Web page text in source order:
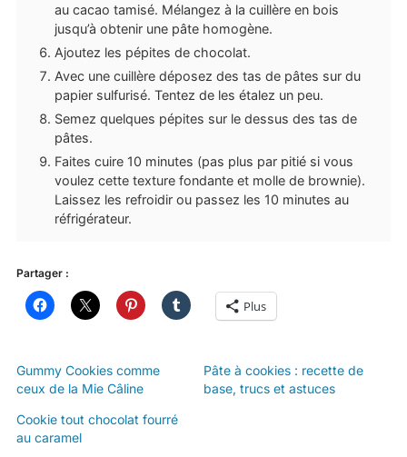
au cacao tamisé. Mélangez à la cuillère en bois
jusqu’à obtenir une pâte homogène.
Ajoutez les pépites de chocolat.
Avec une cuillère déposez des tas de pâtes sur du
papier sulfurisé. Tentez de les étalez un peu.
Semez quelques pépites sur le dessus des tas de
pâtes.
Faites cuire 10 minutes (pas plus par pitié si vous
voulez cette texture fondante et molle de brownie).
Laissez les refroidir ou passez les 10 minutes au
réfrigérateur.
Partager :
Plus
Gummy Cookies comme
ceux de la Mie Câline
Pâte à cookies : recette de
base, trucs et astuces
Cookie tout chocolat fourré
au caramel